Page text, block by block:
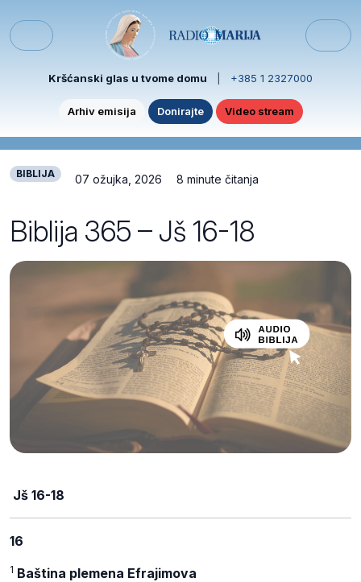
Menu
Kršćanski glas u tvome domu +385 1 2327000
Arhiv emisija Donirajte Video stream
BIBLIJA 07 ožujka, 2026 8 minute čitanja
Biblija 365 – Jš 16-18
Jš 16-18
16
1 Baština plemena Efrajimova